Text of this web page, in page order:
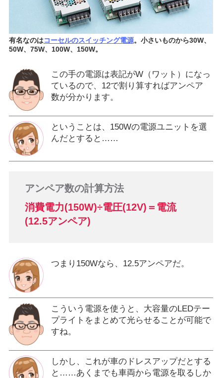
有名なのはコーセルのスイッチング電源。小さいものから30W、
50W、75W、100W、150W。
この手の電源は表記がW（ワット）になっ
ているので、12で割り算すればアンペア
数が分かります。
ということは、150Wの電源ユニットを選
んだとすると……
アンペア数の計算方法
消費電力(150W)÷電圧(12V)＝電流
(12.5アンペア)
つまり150Wなら、12.5アンペアだ。
こういう電源を使うと、大容量のLEDテー
プライトをまとめて光らせることが可能で
すね。
しかし、これが車のドレスアップだとする
と……あくまでも車両から電源を取るしか